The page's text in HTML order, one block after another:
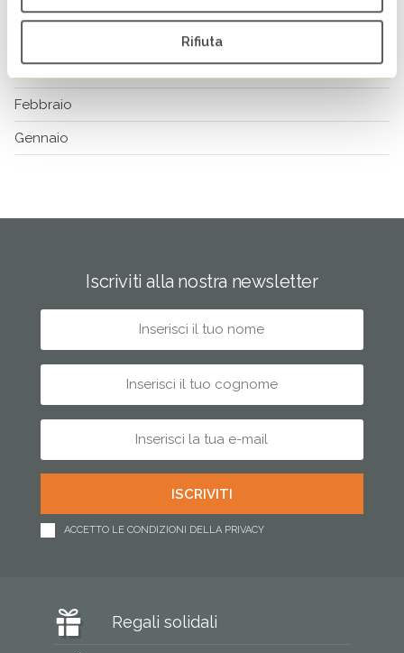
Rifiuta
Febbraio
Gennaio
Iscriviti alla nostra newsletter
ACCETTO LE CONDIZIONI DELLA PRIVACY
Regali solidali